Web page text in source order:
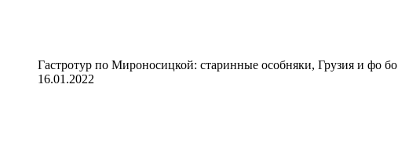
Гастротур по Мироносицкой: старинные особняки, Грузия и фо бо
16.01.2022